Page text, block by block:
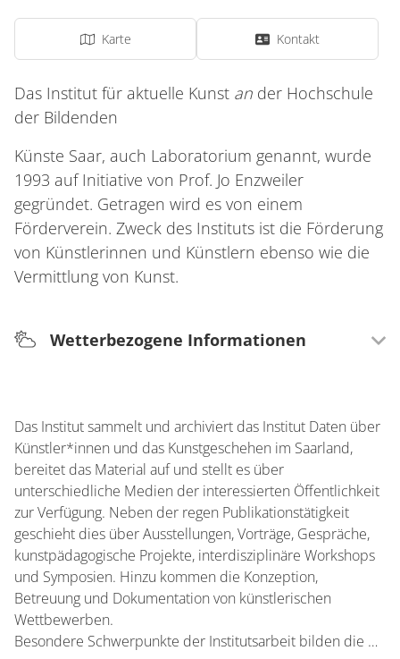
Karte Kontakt
Das Institut für aktuelle Kunst an der Hochschule
der Bildenden
Künste Saar, auch Laboratorium genannt, wurde
1993 auf Initiative von Prof. Jo Enzweiler
gegründet. Getragen wird es von einem
Förderverein. Zweck des Instituts ist die Förderung
von Künstlerinnen und Künstlern ebenso wie die
Vermittlung von Kunst.
Wetterbezogene Informationen
Wetterunabhängig
Das Institut sammelt und archiviert das Institut Daten über
Künstler*innen und das Kunstgeschehen im Saarland,
bereitet das Material auf und stellt es über
unterschiedliche Medien der interessierten Öffentlichkeit
zur Verfügung. Neben der regen Publikationstätigkeit
geschieht dies über Ausstellungen, Vorträge, Gespräche,
kunstpädagogische Projekte, interdisziplinäre Workshops
und Symposien. Hinzu kommen die Konzeption,
Betreuung und Dokumentation von künstlerischen
Wettbewerben.
Besondere Schwerpunkte der Institutsarbeit bilden die …